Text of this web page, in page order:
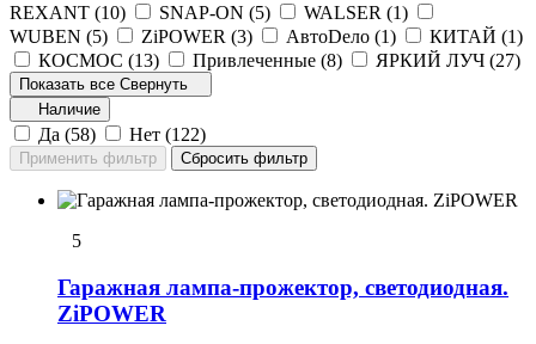
REXANT (10) SNAP-ON (5) WALSER (1)
WUBEN (5) ZiPOWER (3) АвтоDело (1) КИТАЙ (1)
КОСМОС (13) Привлеченные (8) ЯРКИЙ ЛУЧ (27)
Показать все Свернуть
Наличие
Да (58) Нет (122)
5
Гаражная лампа-прожектор, светодиодная.
ZiPOWER